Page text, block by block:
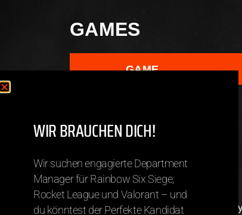
GAMES
GAME
TEAMS
Valorant – Team
WIR BRAUCHEN DICH!
Wir suchen engagierte Department
Manager für Rainbow Six Siege,
Rocket League und Valorant – und
du könntest der Perfekte Kandidat